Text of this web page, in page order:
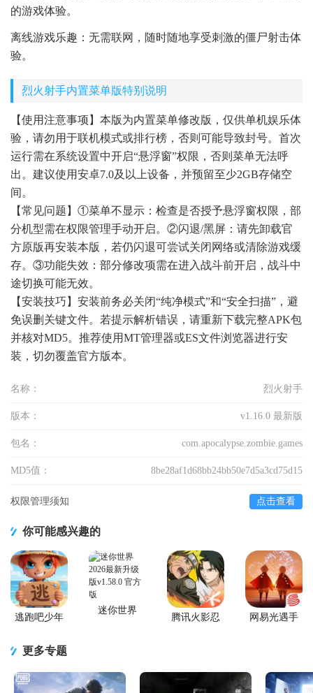
的游戏体验。
离线游戏乐趣：无需联网，随时随地享受刺激的僵尸射击体
验。
烈火射手内置菜单版特别说明
【使用注意事项】本版为内置菜单修改版，仅供单机娱乐体
验，请勿用于联机模式或排行榜，否则可能导致封号。首次
运行需在系统设置中开启“悬浮窗”权限，否则菜单无法呼
出。建议使用安卓7.0及以上设备，并预留至少2GB存储空
间。
【常见问题】①菜单不显示：检查是否授予悬浮窗权限，部
分机型需在权限管理手动开启。②闪退/黑屏：请先卸载官
方原版再安装本版，若仍闪退可尝试关闭网络或清除游戏缓
存。③功能失效：部分修改项需在进入战斗前开启，战斗中
途切换可能无效。
【安装技巧】安装前务必关闭“纯净模式”和“安全扫描”，避
免误删关键文件。若提示解析错误，请重新下载完整APK包
并核对MD5。推荐使用MT管理器或ES文件浏览器进行安
装，切勿覆盖官方版本。
名称： 烈火射手
版本： v1.16.0 最新版
包名： com.apocalypse.zombie.games
MD5值： 8be28af1d68bb24bb50e7d5a3cd75d15
权限管理须知 点击查看
你可能感兴趣的
逃跑吧少年
迷你世界
腾讯火影忍
网易光遇手
更多专题